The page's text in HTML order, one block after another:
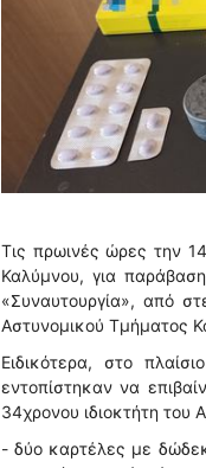
Τις πρωινές ώρες την
Καλύμνου, για
«Συναυτουργία», από
Αστυνομικού Τμήματος
Ειδικότερα, στο
εντοπίστηκαν να
34χρονου ιδιοκτήτη
- δύο καρτέλες με